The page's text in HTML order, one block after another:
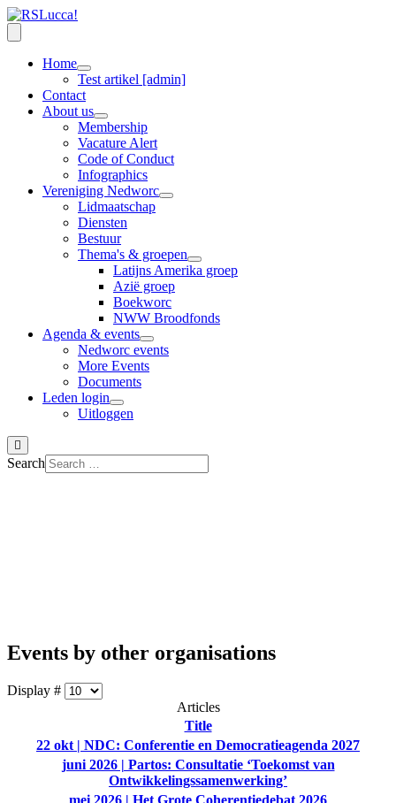
Home
Test artikel [admin]
Contact
About us
Membership
Vacature Alert
Code of Conduct
Infographics
Vereniging Nedworc
Lidmaatschap
Diensten
Bestuur
Thema's & groepen
Latijns Amerika groep
Azië groep
Boekworc
NWW Broodfonds
Agenda & events
Nedworc events
More Events
Documents
Leden login
Uitloggen
Search
Events by other organisations
Display #
Articles
Title
22 okt | NDC: Conferentie en Democratieagenda 2027
juni 2026 | Partos: Consultatie ‘Toekomst van
Ontwikkelingssamenwerking’
mei 2026 | Het Grote Coherentiedebat 2026